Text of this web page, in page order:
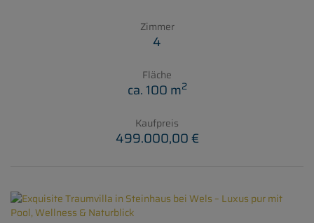
Zimmer
4
Fläche
ca. 100 m2
Kaufpreis
499.000,00 €